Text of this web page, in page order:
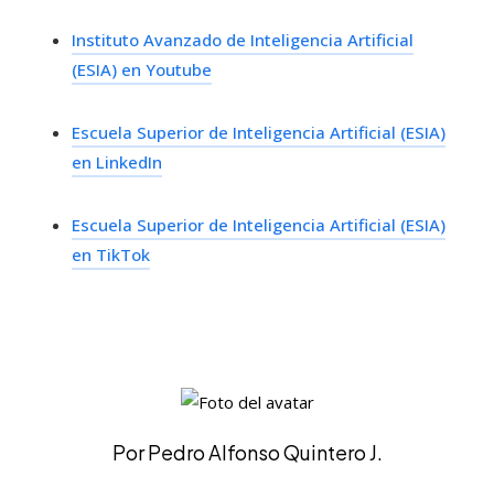
Instituto Avanzado de Inteligencia Artificial
(ESIA) en Youtube
Escuela Superior de Inteligencia Artificial (ESIA)
en LinkedIn
Escuela Superior de Inteligencia Artificial (ESIA)
en TikTok
Por Pedro Alfonso Quintero J.